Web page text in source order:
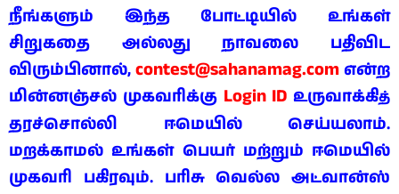
நீங்களும் இந்த போட்டியில் உங்கள்
சிறுகதை அல்லது நாவலை பதிவிட
விரும்பினால்,contest@sahanamag.comஎன்ற
மின்னஞ்சல் முகவரிக்கு Login ID உருவாக்கித்
தரச்சொல்லி ஈமெயில் செய்யலாம்.
மறக்காமல் உங்கள் பெயர் மற்றும் ஈமெயில்
முகவரி பகிரவும். பரிசு வெல்ல அட்வான்ஸ்